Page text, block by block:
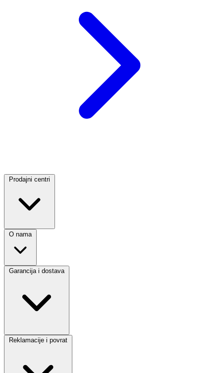
Prodajni centri
O nama
Garancija i dostava
Reklamacije i povrat